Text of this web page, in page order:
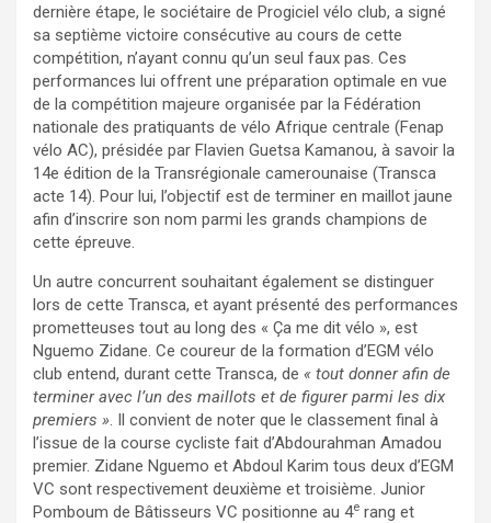
dernière étape, le sociétaire de Progiciel vélo club, a signé
sa septième victoire consécutive au cours de cette
compétition, n’ayant connu qu’un seul faux pas. Ces
performances lui offrent une préparation optimale en vue
de la compétition majeure organisée par la Fédération
nationale des pratiquants de vélo Afrique centrale (Fenap
vélo AC), présidée par Flavien Guetsa Kamanou, à savoir la
14e édition de la Transrégionale camerounaise (Transca
acte 14). Pour lui, l’objectif est de terminer en maillot jaune
afin d’inscrire son nom parmi les grands champions de
cette épreuve.
Un autre concurrent souhaitant également se distinguer
lors de cette Transca, et ayant présenté des performances
prometteuses tout au long des « Ça me dit vélo », est
Nguemo Zidane. Ce coureur de la formation d’EGM vélo
club entend, durant cette Transca, de « tout donner afin de
terminer avec l’un des maillots et de figurer parmi les dix
premiers ». Il convient de noter que le classement final à
l’issue de la course cycliste fait d’Abdourahman Amadou
premier. Zidane Nguemo et Abdoul Karim tous deux d’EGM
VC sont respectivement deuxième et troisième. Junior
Pomboum de Bâtisseurs VC positionne au 4e rang et